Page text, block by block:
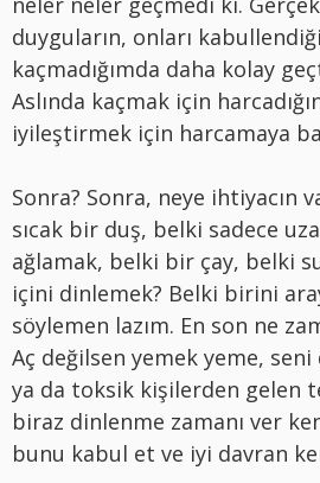
duyguların, onları
kaçmadığımda daha kolay
Aslında kaçmak için
iyileştirmek için harcamaya
Sonra? Sonra, neye ihtiyacın
sıcak bir duş, belki sadece
ağlamak, belki bir çay, belki
içini dinlemek? Belki birini
söylemen lazım. En son ne
Aç değilsen yemek yeme,
ya da toksik kişilerden gelen
biraz dinlenme zamanı ver
bunu kabul et ve iyi davran